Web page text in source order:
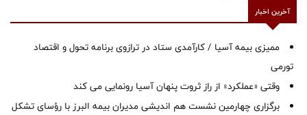
آخرین اخبار
ممیزی بیمه آسیا / کارآمدی ستاد در ترازوی برنامه تحول و اقتصاد
تورمی
وقتی «عملکرد» از راز ثروت پنهان آسیا رونمایی می کند
برگزاری چهارمین نشست هم اندیشی مدیران بیمه البرز با رؤسای تشکل